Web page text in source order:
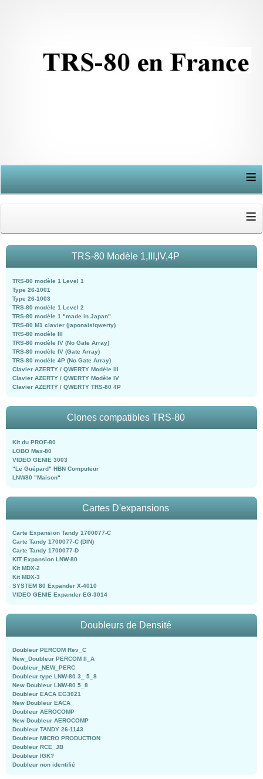
≡
≡
TRS-80 Modèle 1,III,IV,4P
TRS-80 modèle 1 Level 1
Type 26-1001
Type 26-1003
TRS-80 modèle 1 Level 2
TRS-80 modèle 1 "made in Japan"
TRS-80 M1 clavier (japonais/qwerty)
TRS-80 modèle III
TRS-80 modèle IV (No Gate Array)
TRS-80 modèle IV (Gate Array)
TRS-80 modèle 4P (No Gate Array)
Clavier AZERTY / QWERTY Modèle III
Clavier AZERTY / QWERTY Modèle IV
Clavier AZERTY / QWERTY TRS-80 4P
Clones compatibles TRS-80
Kit du PROF-80
LOBO Max-80
VIDEO GENIE 3003
"Le Guépard" HBN Computeur
LNW80 "Maison"
Cartes D'expansions
Carte Expansion Tandy 1700077-C
Carte Tandy 1700077-C (DIN)
Carte Tandy 1700077-D
KIT Expansion LNW-80
Kit MDX-2
Kit MDX-3
SYSTEM 80 Expander X-4010
VIDEO GENIE Expander EG-3014
Doubleurs de Densité
Doubleur PERCOM Rev_C
New_Doubleur PERCOM II_A
Doubleur_NEW_PERC
Doubleur type LNW-80 3_ 5_8
New Doubleur LNW-80 5_8
Doubleur EACA EG3021
New Doubleur EACA
Doubleur AEROCOMP
New Doubleur AEROCOMP
Doubleur TANDY 26-1143
Doubleur MICRO PRODUCTION
Doubleur RCE_JB
Doubleur IGK?
Doubleur non identifié